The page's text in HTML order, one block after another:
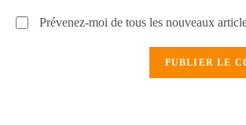
Prévenez-moi de tous les nouveaux